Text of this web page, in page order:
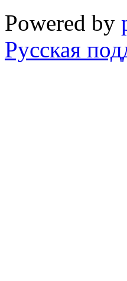
Powered by
Русская